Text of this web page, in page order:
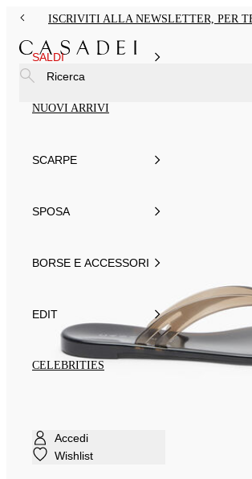
ISCRIVITI ALLA NEWSLETTER, PER
SALDI
NUOVI ARRIVI
SCARPE
SPOSA
BORSE E ACCESSORI
EDIT
CELEBRITIES
Accedi
Wishlist
Ricerca